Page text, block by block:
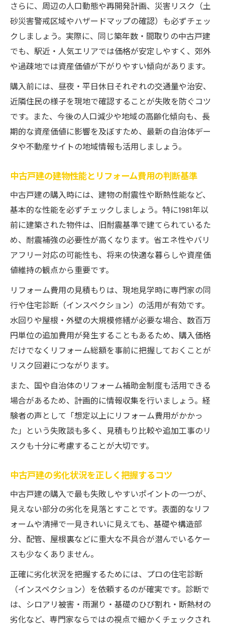
さらに、周辺の人口動態や再開発計画、災害リスク（土
砂災害警戒区域やハザードマップの確認）も必ずチェッ
クしましょう。実際に、同じ築年数・間取りの中古戸建
でも、駅近・人気エリアでは価格が安定しやすく、郊外
や過疎地では資産価値が下がりやすい傾向があります。
購入前には、昼夜・平日休日それぞれの交通量や治安、
近隣住民の様子を現地で確認することが失敗を防ぐコツ
です。また、今後の人口減少や地域の高齢化傾向も、長
期的な資産価値に影響を及ぼすため、最新の自治体デー
タや不動産サイトの地域情報も活用しましょう。
中古戸建の建物性能とリフォーム費用の判断基準
中古戸建の購入時には、建物の耐震性や断熱性能など、
基本的な性能を必ずチェックしましょう。特に1981年以
前に建築された物件は、旧耐震基準で建てられているた
め、耐震補強の必要性が高くなります。省エネ性やバリ
アフリー対応の可能性も、将来の快適な暮らしや資産価
値維持の観点から重要です。
リフォーム費用の見積もりは、現地見学時に専門家の同
行や住宅診断（インスペクション）の活用が有効です。
水回りや屋根・外壁の大規模修繕が必要な場合、数百万
円単位の追加費用が発生することもあるため、購入価格
だけでなくリフォーム総額を事前に把握しておくことが
リスク回避につながります。
また、国や自治体のリフォーム補助金制度も活用できる
場合があるため、計画的に情報収集を行いましょう。経
験者の声として「想定以上にリフォーム費用がかかっ
た」という失敗談も多く、見積もり比較や追加工事のリ
スクも十分に考慮することが大切です。
中古戸建の劣化状況を正しく把握するコツ
中古戸建の購入で最も失敗しやすいポイントの一つが、
見えない部分の劣化を見落とすことです。表面的なリフ
ォームや清掃で一見きれいに見えても、基礎や構造部
分、配管、屋根裏などに重大な不具合が潜んでいるケー
スも少なくありません。
正確に劣化状況を把握するためには、プロの住宅診断
（インスペクション）を依頼するのが確実です。診断で
は、シロアリ被害・雨漏り・基礎のひび割れ・断熱材の
劣化など、専門家ならではの視点で細かくチェックされ